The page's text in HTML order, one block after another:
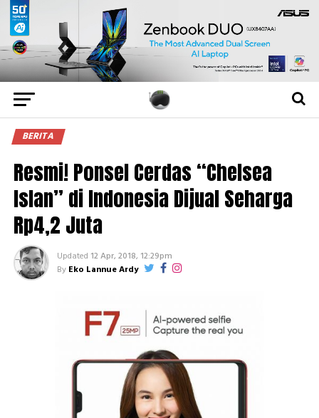
BERITA
Resmi! Ponsel Cerdas “Chelsea
Islan” di Indonesia Dijual Seharga
Rp4,2 Juta
Updated 12 Apr, 2018, 12:29pm
By Eko Lannue Ardy